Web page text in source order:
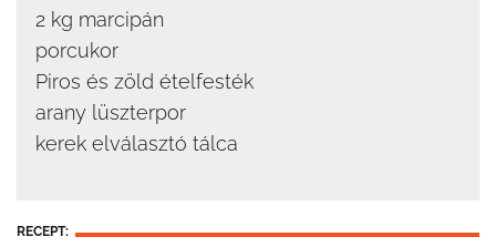
2 kg marcipán
porcukor
Piros és zöld ételfesték
arany lüszterpor
kerek elválasztó tálca
RECEPT: